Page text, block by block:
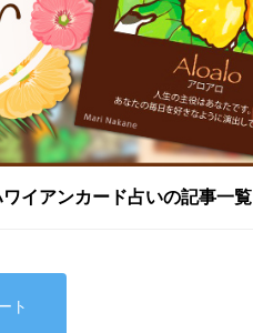
イアンカード占いの記事一覧
ト